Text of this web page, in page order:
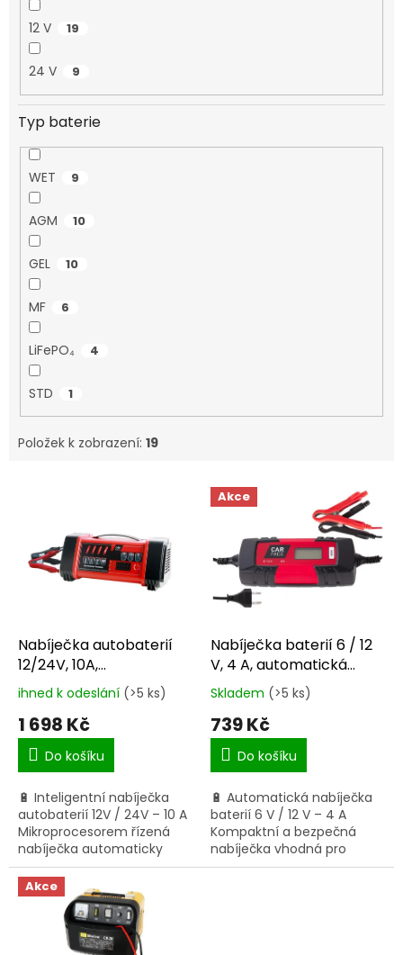
12 V 19
24 V 9
Typ baterie
WET 9
AGM 10
GEL 10
MF 6
LiFePO₄ 4
STD 1
Položek k zobrazení: 19
d
u
Nabíječka autobaterií
12/24V, 10A,
mikroprocesor
CFT25347KEL
Průměrné
hodnocení
produktu
5,0
5
hvězdiček.
ihned k odeslání (>5 ks)
1 698 Kč
Do košíku
🔋 Inteligentní nabíječka
autobaterií 12V / 24V – 10 A
Mikroprocesorem řízená
nabíječka automaticky
rozpozná typ připojené
baterie a nastaví ideální
nabíjecí parametry pro...
Akce
Nabíječka baterií 6 / 12
V, 4 A, automatická
CFT27709KEL
Průměrné
hodnocení
produktu
5,0
5
hvězdiček.
Skladem (>5 ks)
739 Kč
Do košíku
🔋 Automatická nabíječka
baterií 6 V / 12 V – 4 A
Kompaktní a bezpečná
nabíječka vhodná pro
motocykly, osobní vozy i
Akce